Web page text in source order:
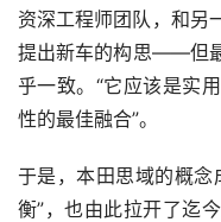
资深工程师团队，和另
提出新车的构思——但
乎一致。“它应该是实
性的最佳融合”。
于是，本田思域的概念
衡”，也由此拉开了迄